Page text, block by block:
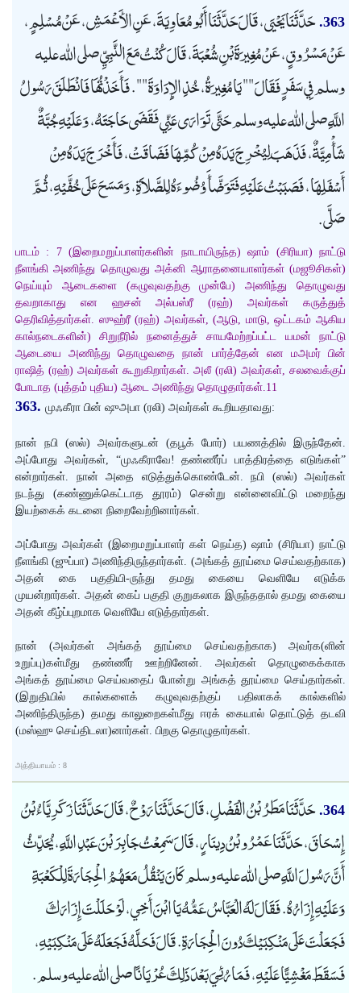
363. حَدَّثَنَا يَحْيَى، قَالَ حَدَّثَنَا أَبُو مُعَاوِيَةَ، عَنِ الأَعْمَشِ، عَنْ مُسْلِمٍ،
عَنْ مَسْرُوقٍ، عَنْ مُغِيرَةَ بْنِ شُعْبَةَ، قَالَ كُنْتُ مَعَ النَّبِيِّ صلى الله عليه
وسلم فِي سَفَرٍ فَقَالَ "" يَا مُغِيرَةُ، خُذِ الإِدَاوَةَ "". فَأَخَذْتُهَا فَانْطَلَقَ رَسُولُ
اللَّهِ صلى الله عليه وسلم حَتَّى تَوَارَى عَنِّي فَقَضَى حَاجَتَهُ، وَعَلَيْهِ جُبَّةٌ
شَأْمِيَّةٌ، فَذَهَبَ لِيُخْرِجَ يَدَهُ مِنْ كُمِّهَا فَضَاقَتْ، فَأَخْرَجَ يَدَهُ مِنْ
أَسْفَلِهَا، فَصَبَبْتُ عَلَيْهِ فَتَوَضَّأَ وُضُوءَهُ لِلصَّلاَةِ، وَمَسَحَ عَلَى خُفَّيْهِ، ثُمَّ
صَلَّى.
பாடம் : 7 (இறைமறுப்பாளர்களின் நாடாயிருந்த) ஷாம் (சிரியா) நாட்டு
நீளங்கி அணிந்து தொழுவது அக்னி ஆராதனையாளர்கள் (மஜூசிகள்)
நெய்யும் ஆடைகளை (கழுவுவதற்கு முன்பே) அணிந்து தொழுவது
தவறாகாது என ஹசன் அல்பஸ்ரீ (ரஹ்) அவர்கள் கருத்துத்
தெரிவித்தார்கள். ஸுஹ்ரீ (ரஹ்) அவர்கள், (ஆடு, மாடு, ஒட்டகம் ஆகிய
கால்நடைகளின்) சிறுநீரில் நனைத்துச் சாயமேற்றப்பட்ட யமன் நாட்டு
ஆடையை அணிந்து தொழுவதை நான் பார்த்தேன் என மஅமர் பின்
ராஷித் (ரஹ்) அவர்கள் கூறுகிறார்கள். அலீ (ரலி) அவர்கள், சலவைக்குப்
போடாத (புத்தம் புதிய) ஆடை அணிந்து தொழுதார்கள்.11
363. முஃகீரா பின் ஷுஅபா (ரலி) அவர்கள் கூறியதாவது:
நான் நபி (ஸல்) அவர்களுடன் (தபூக் போர்) பயணத்தில் இருந்தேன்.
அப்போது அவர்கள், “முஃகீராவே! தண்ணீர்ப் பாத்திரத்தை எடுங்கள்”
என்றார்கள். நான் அதை எடுத்துக்கொண்டேன். நபி (ஸல்) அவர்கள்
நடந்து (கண்ணுக்கெட்டாத தூரம்) சென்று என்னைவிட்டு மறைந்து
இயற்கைக் கடனை நிறைவேற்றினார்கள்.
அப்போது அவர்கள் (இறைமறுப்பாளர் கள் நெய்த) ஷாம் (சிரியா) நாட்டு
நீளங்கி (ஜுப்பா) அணிந்திருந்தார்கள். (அங்கத் தூய்மை செய்வதற்காக)
அதன் கை பகுதியி-ருந்து தமது கையை வெளியே எடுக்க
முயன்றார்கள். அதன் கைப் பகுதி குறுகலாக இருந்ததால் தமது கையை
அதன் கீழ்ப்புறமாக வெளியே எடுத்தார்கள்.
நான் (அவர்கள் அங்கத் தூய்மை செய்வதற்காக) அவர்க(ளின்
உறுப்பு)கள்மீது தண்ணீர் ஊற்றினேன். அவர்கள் தொழுகைக்காக
அங்கத் தூய்மை செய்வதைப் போன்று அங்கத் தூய்மை செய்தார்கள்.
(இறுதியில் கால்களைக் கழுவுவதற்குப் பதிலாகக் கால்களில்
அணிந்திருந்த) தமது காலுறைகள்மீது ஈரக் கையால் தொட்டுத் தடவி
(மஸ்ஹு செய்திடலா)னார்கள். பிறகு தொழுதார்கள்.
அத்தியாயம் : 8
364. حَدَّثَنَا مَطَرُ بْنُ الْفَضْلِ، قَالَ حَدَّثَنَا رَوْحٌ، قَالَ حَدَّثَنَا زَكَرِيَّاءُ بْنُ
إِسْحَاقَ، حَدَّثَنَا عَمْرُو بْنُ دِينَارٍ، قَالَ سَمِعْتُ جَابِرَ بْنَ عَبْدِ اللَّهِ، يُحَدِّثُ
أَنَّ رَسُولَ اللَّهِ صلى الله عليه وسلم كَانَ يَنْقُلُ مَعَهُمُ الْحِجَارَةَ لِلْكَعْبَةِ
وَعَلَيْهِ إِزَارُهُ. فَقَالَ لَهُ الْعَبَّاسُ عَمُّهُ يَا ابْنَ أَخِي، لَوْ حَلَلْتَ إِزَارَكَ
فَجَعَلْتَ عَلَى مَنْكِبَيْكَ دُونَ الْحِجَارَةِ. قَالَ فَحَلَّهُ فَجَعَلَهُ عَلَى مَنْكِبَيْهِ،
فَسَقَطَ مَغْشِيًّا عَلَيْهِ، فَمَا رُئِيَ بَعْدَ ذَلِكَ عُرْيَانًا صلى الله عليه وسلم.